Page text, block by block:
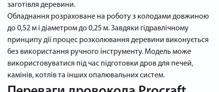
заготівля деревини.
Обладнання розраховане на роботу з колодами довжиною
до 0,52 м і діаметром до 0,25 м. Завдяки гідравлічному
принципу дії процес розколювання деревини виконується
без використання ручного інструменту. Модель може
використовуватися під час підготовки дров для печей,
камінів, котлів та інших опалювальних систем.